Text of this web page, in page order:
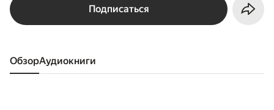
Подписаться
Обзор аудиокниги